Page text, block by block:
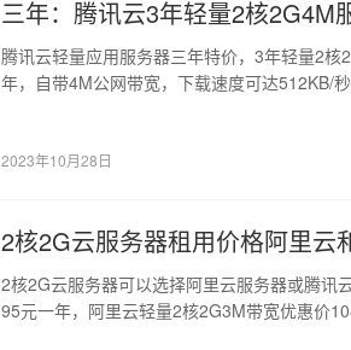
三年：腾讯云3年轻量2核2G4M
腾讯云轻量应用服务器三年特价，3年轻量2
年，自带4M公网带宽，下载速度可达512KB/
2023年10月28日
2核2G云服务器租用价格阿里云
2核2G云服务器可以选择阿里云服务器或腾讯
95元一年，阿里云轻量2核2G3M带宽优惠价